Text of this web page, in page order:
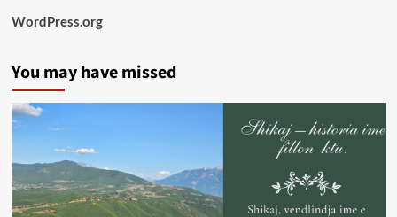
WordPress.org
You may have missed